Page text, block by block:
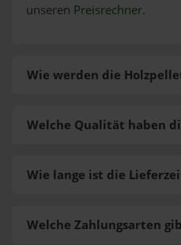
unseren Preisrechner.
Wie werden die
Welche Zahlungsarten
Welche Qualität haben
Wie lange ist die